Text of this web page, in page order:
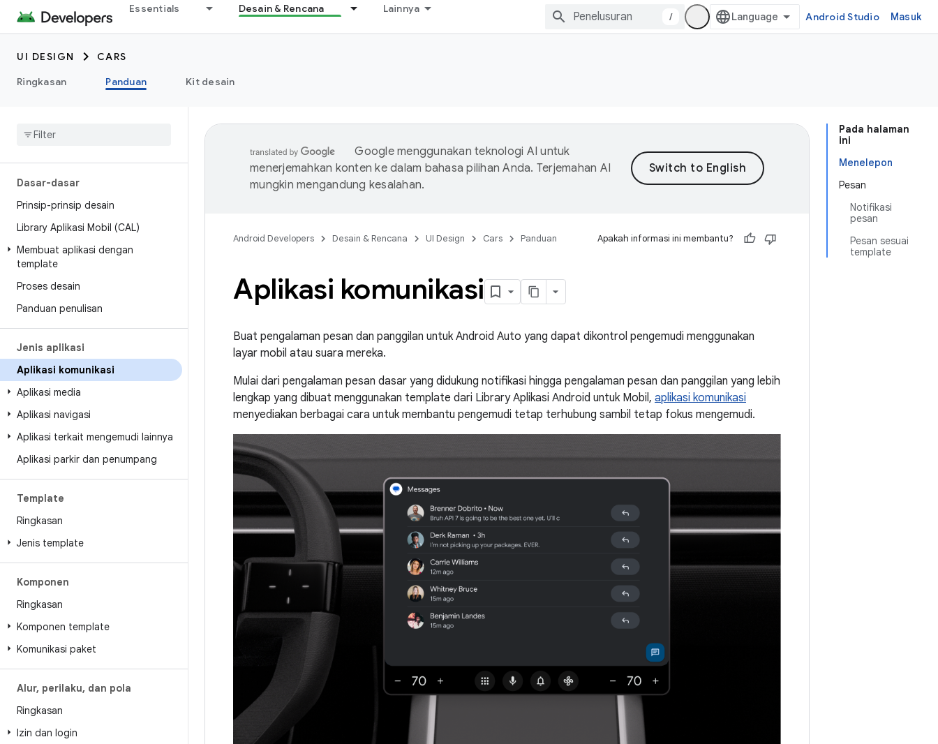
Essentials Desain & Rencana Lainnya
/ Android Studio Masuk
UI DESIGN
CARS
Ringkasan
Panduan Kit desain
Dasar-dasar
Prinsip-prinsip desain
Library Aplikasi Mobil (CAL)
Membuat aplikasi dengan
template
Proses desain
Panduan penulisan
Jenis aplikasi
Aplikasi komunikasi
Aplikasi media
Aplikasi navigasi
Aplikasi terkait mengemudi lainnya
Aplikasi parkir dan penumpang
Template
Ringkasan
Jenis template
Komponen
Ringkasan
Komponen template
Komunikasi paket
Alur, perilaku, dan pola
Ringkasan
Izin dan login
Pada halaman
ini
Menelepon
Pesan
Notifikasi
pesan
Pesan sesuai
template
Google menggunakan teknologi AI untuk
menerjemahkan konten ke dalam bahasa pilihan Anda. Terjemahan AI
mungkin mengandung kesalahan.
Android Developers Desain & Rencana UI Design Cars Panduan Apakah informasi ini membantu?
Aplikasi komunikasi
Buat pengalaman pesan dan panggilan untuk Android Auto yang dapat dikontrol pengemudi menggunakan
layar mobil atau suara mereka.
Mulai dari pengalaman pesan dasar yang didukung notifikasi hingga pengalaman pesan dan panggilan yang lebih
lengkap yang dibuat menggunakan template dari Library Aplikasi Android untuk Mobil, aplikasi komunikasi
menyediakan berbagai cara untuk membantu pengemudi tetap terhubung sambil tetap fokus mengemudi.